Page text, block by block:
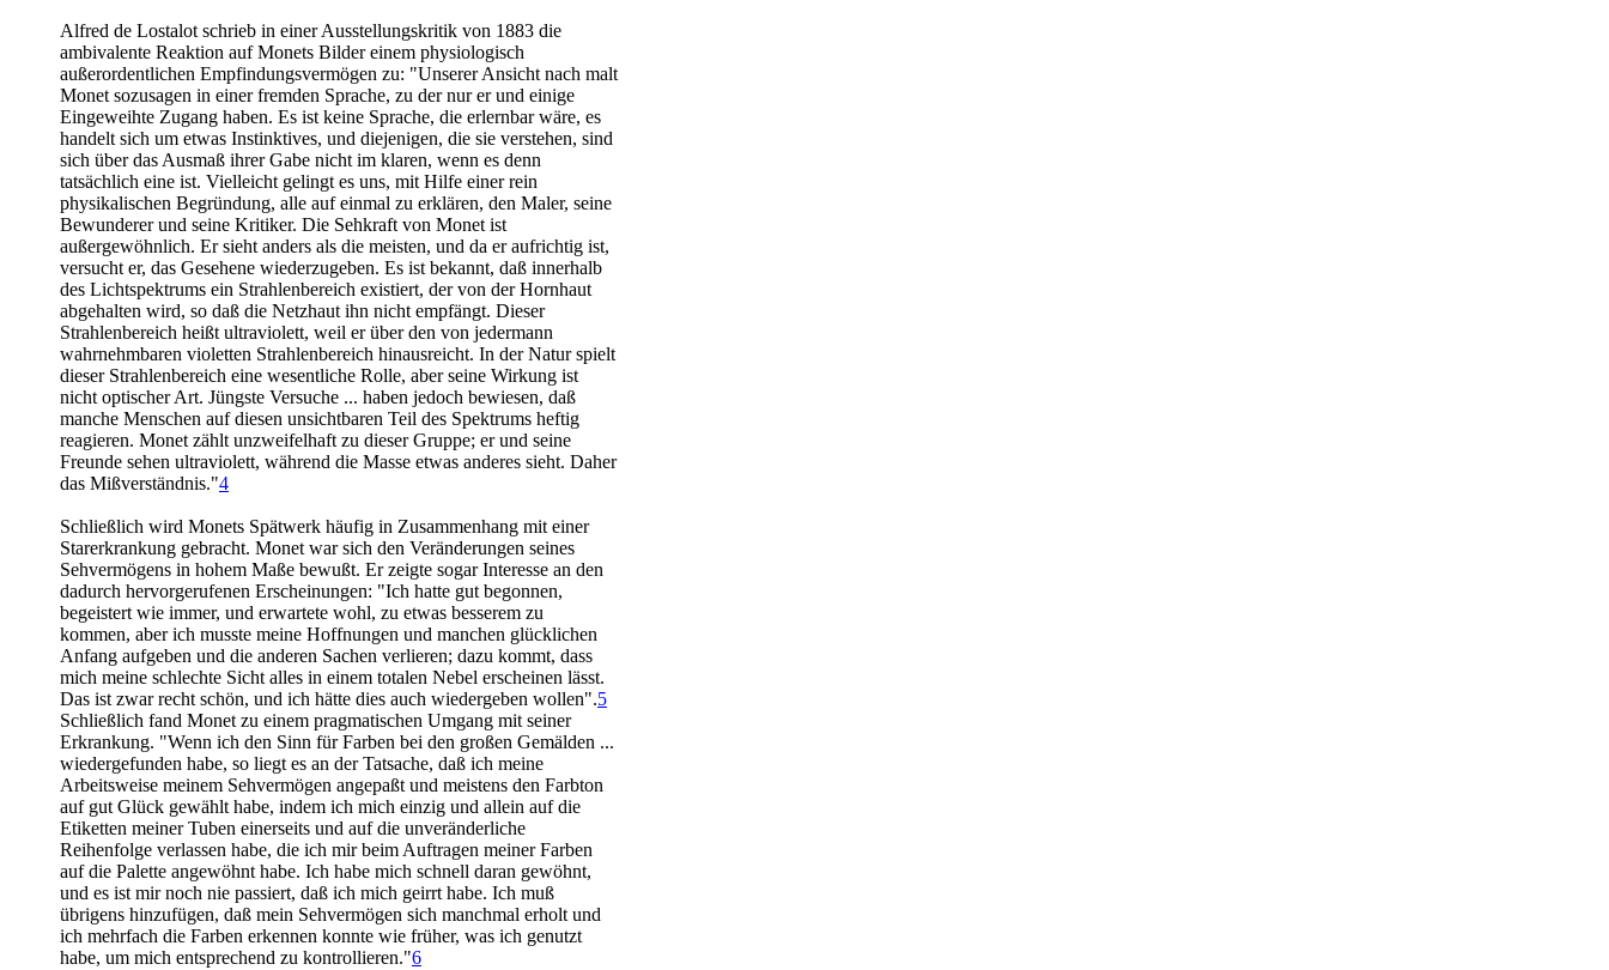
Alfred de Lostalot schrieb in einer Ausstellungskritik von 1883 die
ambivalente Reaktion auf Monets Bilder einem physiologisch
außerordentlichen Empfindungsvermögen zu: "Unserer Ansicht nach malt
Monet sozusagen in einer fremden Sprache, zu der nur er und einige
Eingeweihte Zugang haben. Es ist keine Sprache, die erlernbar wäre, es
handelt sich um etwas Instinktives, und diejenigen, die sie verstehen, sind
sich über das Ausmaß ihrer Gabe nicht im klaren, wenn es denn
tatsächlich eine ist. Vielleicht gelingt es uns, mit Hilfe einer rein
physikalischen Begründung, alle auf einmal zu erklären, den Maler, seine
Bewunderer und seine Kritiker. Die Sehkraft von Monet ist
außergewöhnlich. Er sieht anders als die meisten, und da er aufrichtig ist,
versucht er, das Gesehene wiederzugeben. Es ist bekannt, daß innerhalb
des Lichtspektrums ein Strahlenbereich existiert, der von der Hornhaut
abgehalten wird, so daß die Netzhaut ihn nicht empfängt. Dieser
Strahlenbereich heißt ultraviolett, weil er über den von jedermann
wahrnehmbaren violetten Strahlenbereich hinausreicht. In der Natur spielt
dieser Strahlenbereich eine wesentliche Rolle, aber seine Wirkung ist
nicht optischer Art. Jüngste Versuche ... haben jedoch bewiesen, daß
manche Menschen auf diesen unsichtbaren Teil des Spektrums heftig
reagieren. Monet zählt unzweifelhaft zu dieser Gruppe; er und seine
Freunde sehen ultraviolett, während die Masse etwas anderes sieht. Daher
das Mißverständnis."4
Schließlich wird Monets Spätwerk häufig in Zusammenhang mit einer
Starerkrankung gebracht. Monet war sich den Veränderungen seines
Sehvermögens in hohem Maße bewußt. Er zeigte sogar Interesse an den
dadurch hervorgerufenen Erscheinungen: "Ich hatte gut begonnen,
begeistert wie immer, und erwartete wohl, zu etwas besserem zu
kommen, aber ich musste meine Hoffnungen und manchen glücklichen
Anfang aufgeben und die anderen Sachen verlieren; dazu kommt, dass
mich meine schlechte Sicht alles in einem totalen Nebel erscheinen lässt.
Das ist zwar recht schön, und ich hätte dies auch wiedergeben wollen".5
Schließlich fand Monet zu einem pragmatischen Umgang mit seiner
Erkrankung. "Wenn ich den Sinn für Farben bei den großen Gemälden ...
wiedergefunden habe, so liegt es an der Tatsache, daß ich meine
Arbeitsweise meinem Sehvermögen angepaßt und meistens den Farbton
auf gut Glück gewählt habe, indem ich mich einzig und allein auf die
Etiketten meiner Tuben einerseits und auf die unveränderliche
Reihenfolge verlassen habe, die ich mir beim Auftragen meiner Farben
auf die Palette angewöhnt habe. Ich habe mich schnell daran gewöhnt,
und es ist mir noch nie passiert, daß ich mich geirrt habe. Ich muß
übrigens hinzufügen, daß mein Sehvermögen sich manchmal erholt und
ich mehrfach die Farben erkennen konnte wie früher, was ich genutzt
habe, um mich entsprechend zu kontrollieren."6